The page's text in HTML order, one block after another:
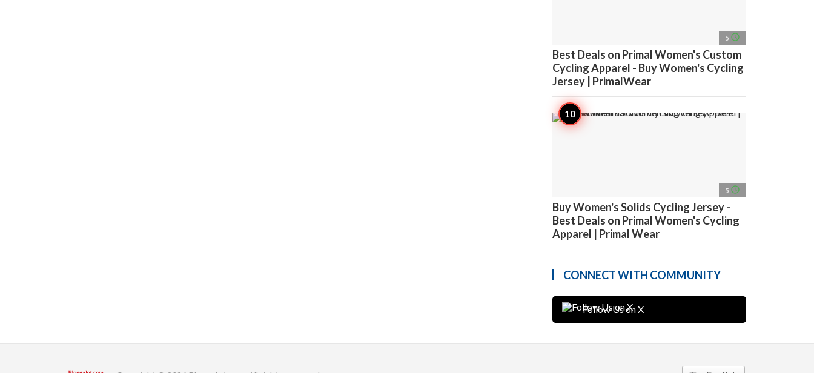
5 access_time
Best Deals on Primal Women's Custom
Cycling Apparel - Buy Women's Cycling
Jersey | PrimalWear
5 access_time
Buy Women's Solids Cycling Jersey -
Best Deals on Primal Women's Cycling
Apparel | Primal Wear
CONNECT WITH COMMUNITY
Follow Us on X